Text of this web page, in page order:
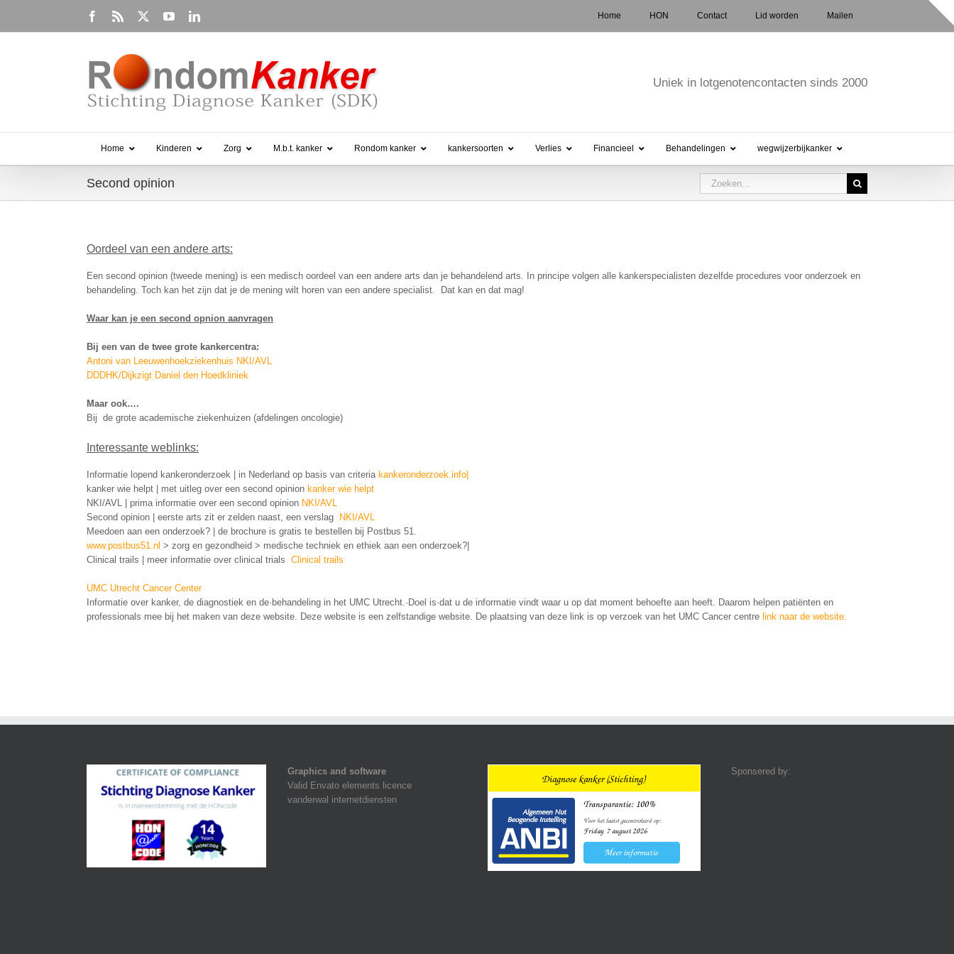
inhoud
Facebook
Rss YouTubeLinkedIn Home HON Contact Lid worden Mailen
Uniek in lotgenotencontacten sinds 2000
Home Kinderen Zorg M.b.t. kanker Rondom kanker kankersoorten Verlies Financieel Behandelingen wegwijzerbijkanker
Second opinion
Zoeken
naar:
Oordeel van een andere arts:
Een second opinion (tweede mening) is een medisch oordeel van een andere arts dan je behandelend arts. In principe volgen alle kankerspecialisten dezelfde procedures voor onderzoek en
behandeling. Toch kan het zijn dat je de mening wilt horen van een andere specialist. Dat kan en dat mag!
Waar kan je een second opnion aanvragen
Bij een van de twee grote kankercentra:
Antoni van Leeuwenhoekziekenhuis NKI/AVL
DDDHK/Dijkzigt Daniel den Hoedkliniek
Maar ook….
Bij de grote academische ziekenhuizen (afdelingen oncologie)
Interessante weblinks:
Informatie lopend kankeronderzoek | in Nederland op basis van criteria kankeronderzoek.info|
kanker wie helpt | met uitleg over een second opinion kanker wie helpt
NKI/AVL | prima informatie over een second opinion NKI/AVL
Second opinion | eerste arts zit er zelden naast, een verslag
NKI/AVL
Meedoen aan een onderzoek? | de brochure is gratis te bestellen bij Postbus 51.
www.postbus51.nl > zorg en gezondheid > medische techniek en ethiek aan een onderzoek?|
Clinical trails | meer informatie over clinical trials Clinical trails
UMC Utrecht Cancer Center
Informatie over kanker, de diagnostiek en de·behandeling in het UMC Utrecht.·Doel is·dat u de informatie vindt waar u op dat moment behoefte aan heeft. Daarom helpen patiënten en
professionals mee bij het maken van deze website. Deze website is een zelfstandige website. De plaatsing van deze link is op verzoek van het UMC Cancer centre link naar de website.
Graphics and software
Valid Envato elements licence
vanderwal internetdiensten
Sponsered by: